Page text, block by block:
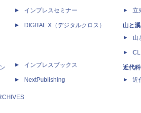
インプレスセミナー
DIGITAL X（デジタルクロス）
インプレスブックス
NextPublishing
立
山と
山
近代
近